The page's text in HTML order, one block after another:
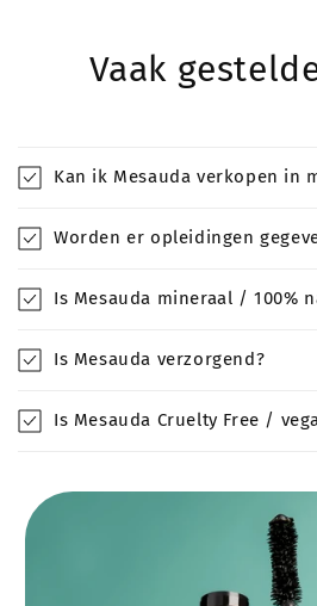
Vaak
Kan ik Mesauda verkopen in
Worden er opleidingen
Is Mesauda mineraal / 100%
Is Mesauda verzorgend?
Is Mesauda Cruelty Free /